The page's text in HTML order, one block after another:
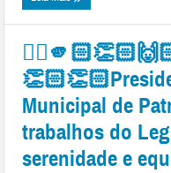
Municipal de
trabalhos do
serenidade e